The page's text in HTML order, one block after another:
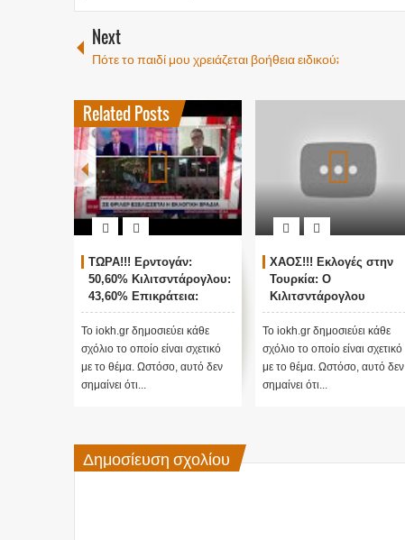
Next
Πότε το παιδί μου χρειάζεται βοήθεια ειδικού;
Related Posts
ΤΩΡΑ!!! Ερντογάν:
50,60% Κιλιτσντάρογλου:
43,60% Επικράτεια:
78,2%
Το iokh.gr δημοσιεύει κάθε
σχόλιο το οποίο είναι σχετικό
με το θέμα. Ωστόσο, αυτό δεν
σημαίνει ότι...
ΧΑΟΣ!!! Εκλογές στην
Τουρκία: Ο
Κιλιτσντάρογλου
αμφισβητεί τα
αποτελέσματα θα γίνουν
ενστάσεις...
Το iokh.gr δημοσιεύει κάθε
σχόλιο το οποίο είναι σχετικό
με το θέμα. Ωστόσο, αυτό δεν
σημαίνει ότι...
Δημοσίευση σχολίου